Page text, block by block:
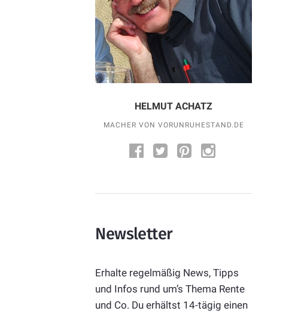
HELMUT ACHATZ
MACHER VON VORUNRUHESTAND.DE
Newsletter
Erhalte regelmäßig News, Tipps
und Infos rund um’s Thema Rente
und Co. Du erhältst 14-tägig einen